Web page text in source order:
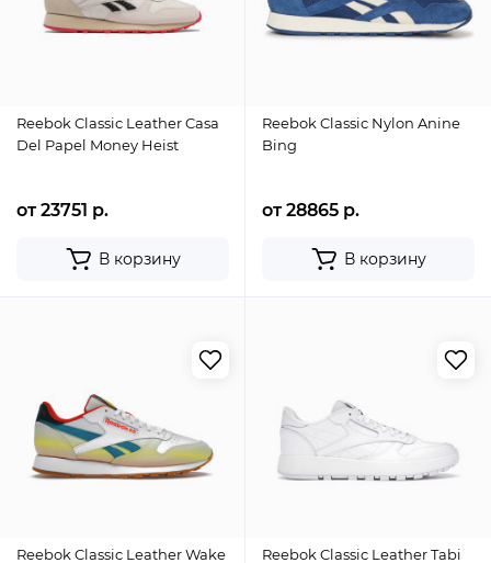
Reebok Classic Leather Casa
Del Papel Money Heist
от 23751 р.
В корзину
Reebok Classic Nylon Anine
Bing
от 28865 р.
В корзину
Reebok Classic Leather Wake
Reebok Classic Leather Tabi